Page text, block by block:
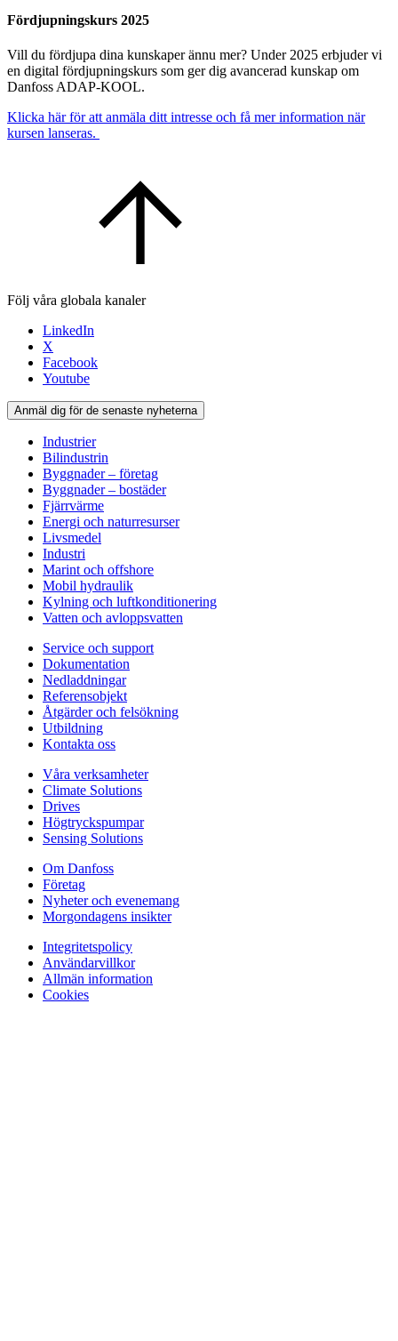
Fördjupningskurs 2025
Vill du fördjupa dina kunskaper ännu mer? Under 2025 erbjuder vi
en digital fördjupningskurs som ger dig avancerad kunskap om
Danfoss ADAP-KOOL.
Klicka här för att anmäla ditt intresse och få mer information när
kursen lanseras.
Följ våra globala kanaler
LinkedIn
X
Facebook
Youtube
Anmäl dig för de senaste nyheterna
Industrier
Bilindustrin
Byggnader – företag
Byggnader – bostäder
Fjärrvärme
Energi och naturresurser
Livsmedel
Industri
Marint och offshore
Mobil hydraulik
Kylning och luftkonditionering
Vatten och avloppsvatten
Service och support
Dokumentation
Nedladdningar
Referensobjekt
Åtgärder och felsökning
Utbildning
Kontakta oss
Våra verksamheter
Climate Solutions
Drives
Högtryckspumpar
Sensing Solutions
Om Danfoss
Företag
Nyheter och evenemang
Morgondagens insikter
Integritetspolicy
Användarvillkor
Allmän information
Cookies